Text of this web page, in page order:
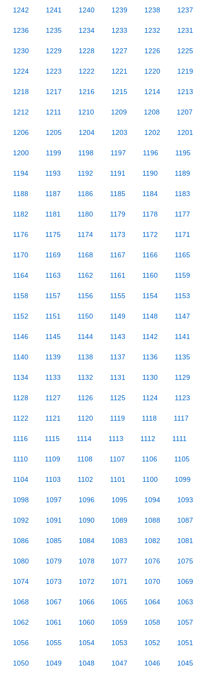
1242 1241 1240 1239 1238 1237
1236 1235 1234 1233 1232 1231
1230 1229 1228 1227 1226 1225
1224 1223 1222 1221 1220 1219
1218 1217 1216 1215 1214 1213
1212 1211 1210 1209 1208 1207
1206 1205 1204 1203 1202 1201
1200 1199 1198 1197 1196 1195
1194 1193 1192 1191 1190 1189
1188 1187 1186 1185 1184 1183
1182 1181 1180 1179 1178 1177
1176 1175 1174 1173 1172 1171
1170 1169 1168 1167 1166 1165
1164 1163 1162 1161 1160 1159
1158 1157 1156 1155 1154 1153
1152 1151 1150 1149 1148 1147
1146 1145 1144 1143 1142 1141
1140 1139 1138 1137 1136 1135
1134 1133 1132 1131 1130 1129
1128 1127 1126 1125 1124 1123
1122 1121 1120 1119 1118 1117
1116 1115 1114 1113 1112 1111
1110 1109 1108 1107 1106 1105
1104 1103 1102 1101 1100 1099
1098 1097 1096 1095 1094 1093
1092 1091 1090 1089 1088 1087
1086 1085 1084 1083 1082 1081
1080 1079 1078 1077 1076 1075
1074 1073 1072 1071 1070 1069
1068 1067 1066 1065 1064 1063
1062 1061 1060 1059 1058 1057
1056 1055 1054 1053 1052 1051
1050 1049 1048 1047 1046 1045